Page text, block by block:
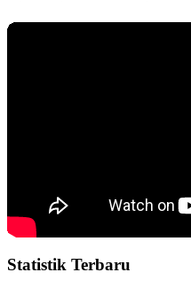
Statistik Terbaru